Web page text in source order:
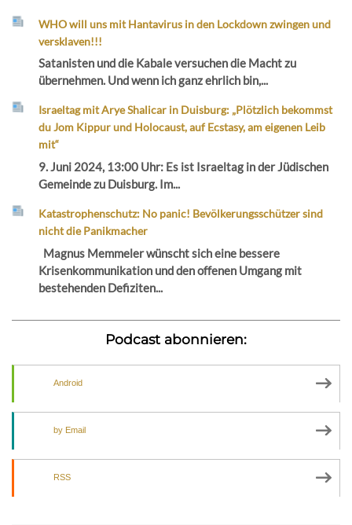
WHO will uns mit Hantavirus in den Lockdown zwingen und
versklaven!!!
Satanisten und die Kabale versuchen die Macht zu
übernehmen. Und wenn ich ganz ehrlich bin,...
Israeltag mit Arye Shalicar in Duisburg: „Plötzlich bekommst
du Jom Kippur und Holocaust, auf Ecstasy, am eigenen Leib
mit“
9. Juni 2024, 13:00 Uhr: Es ist Israeltag in der Jüdischen
Gemeinde zu Duisburg. Im...
Katastrophenschutz: No panic! Bevölkerungsschützer sind
nicht die Panikmacher
Magnus Memmeler wünscht sich eine bessere
Krisenkommunikation und den offenen Umgang mit
bestehenden Defiziten...
Podcast abonnieren:
Android
by Email
RSS